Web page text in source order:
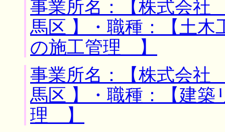
事業所名：【株式会
馬区 】・職種：【土木
の施工管理 】
事業所名：【株式会
馬区 】・職種：【建
理 】